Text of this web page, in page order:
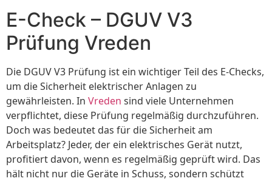
E-Check – DGUV V3
Prüfung Vreden
Die DGUV V3 Prüfung ist ein wichtiger Teil des E-Checks,
um die Sicherheit elektrischer Anlagen zu
gewährleisten. In Vreden sind viele Unternehmen
verpflichtet, diese Prüfung regelmäßig durchzuführen.
Doch was bedeutet das für die Sicherheit am
Arbeitsplatz? Jeder, der ein elektrisches Gerät nutzt,
profitiert davon, wenn es regelmäßig geprüft wird. Das
hält nicht nur die Geräte in Schuss, sondern schützt